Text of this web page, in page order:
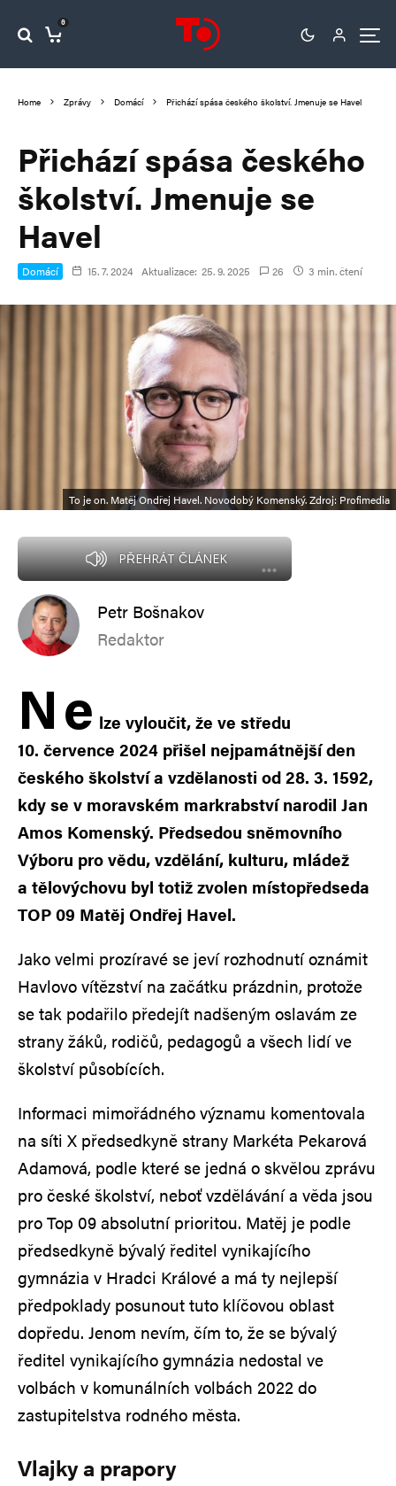
0
Home Zprávy Domácí Přichází spása českého školství. Jmenuje se Havel
Přichází spása českého
školství. Jmenuje se
Havel
Domácí 15. 7. 2024 Aktualizace: 25. 9. 2025 26 3 min. čtení
To je on. Matěj Ondřej Havel. Novodobý Komenský. Zdroj: Profimedia
PŘEHRÁT ČLÁNEK
Petr Bošnakov
Redaktor
Ne lze vyloučit, že ve středu
10. července 2024 přišel nejpamátnější den
českého školství a vzdělanosti od 28. 3. 1592,
kdy se v moravském markrabství narodil Jan
Amos Komenský. Předsedou sněmovního
Výboru pro vědu, vzdělání, kulturu, mládež
a tělovýchovu byl totiž zvolen místopředseda
TOP 09 Matěj Ondřej Havel.
Jako velmi prozíravé se jeví rozhodnutí oznámit
Havlovo vítězství na začátku prázdnin, protože
se tak podařilo předejít nadšeným oslavám ze
strany žáků, rodičů, pedagogů a všech lidí ve
školství působících.
Informaci mimořádného významu komentovala
na síti X předsedkyně strany Markéta Pekarová
Adamová, podle které se jedná o skvělou zprávu
pro české školství, neboť vzdělávání a věda jsou
pro Top 09 absolutní prioritou. Matěj je podle
předsedkyně bývalý ředitel vynikajícího
gymnázia v Hradci Králové a má ty nejlepší
předpoklady posunout tuto klíčovou oblast
dopředu. Jenom nevím, čím to, že se bývalý
ředitel vynikajícího gymnázia nedostal ve
volbách v komunálních volbách 2022 do
zastupitelstva rodného města.
Vlajky a prapory